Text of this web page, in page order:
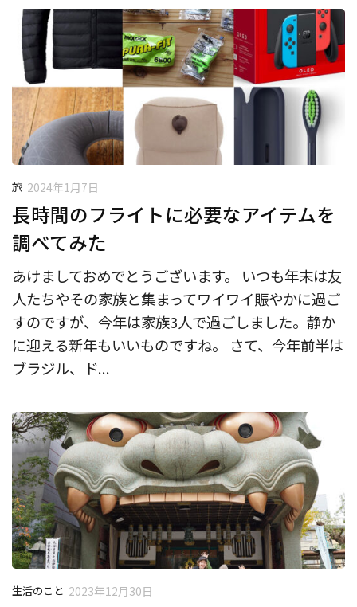
旅 2024年1月7日
長時間のフライトに必要なアイテムを
調べてみた
あけましておめでとうございます。 いつも年末は友
人たちやその家族と集まってワイワイ賑やかに過ご
すのですが、今年は家族3人で過ごしました。静か
に迎える新年もいいものですね。 さて、今年前半は
ブラジル、ド...
生活のこと 2023年12月30日